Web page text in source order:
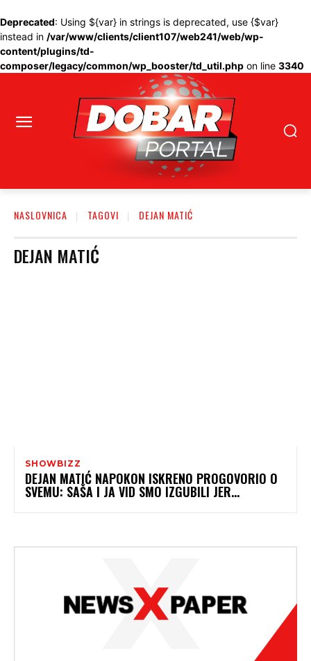
Deprecated: Using ${var} in strings is deprecated, use {$var}
instead in /var/www/clients/client107/web241/web/wp-
content/plugins/td-
composer/legacy/common/wp_booster/td_util.php on line 3340
NASLOVNICA TAGOVI DEJAN MATIĆ
DEJAN MATIĆ
SHOWBIZZ
DEJAN MATIĆ NAPOKON ISKRENO PROGOVORIO O
SVEMU: SAŠA I JA VID SMO IZGUBILI JER…